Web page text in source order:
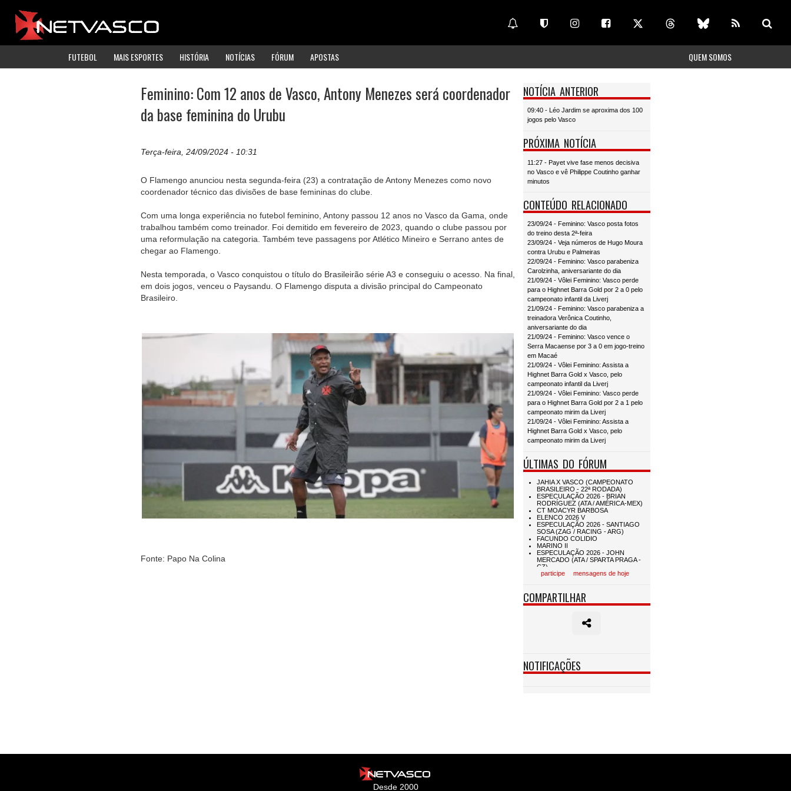
FUTEBOL MAIS ESPORTES HISTÓRIA NOTÍCIAS FÓRUM APOSTAS QUEM SOMOS
Feminino: Com 12 anos de Vasco, Antony Menezes será coordenador
da base feminina do Urubu
Terça-feira, 24/09/2024 - 10:31
O Flamengo anunciou nesta segunda-feira (23) a contratação de Antony Menezes como novo
coordenador técnico das divisões de base femininas do clube.
Com uma longa experiência no futebol feminino, Antony passou 12 anos no Vasco da Gama, onde
trabalhou também como treinador. Foi demitido em fevereiro de 2023, quando o clube passou por
uma reformulação na categoria. Também teve passagens por Atlético Mineiro e Serrano antes de
chegar ao Flamengo.
Nesta temporada, o Vasco conquistou o título do Brasileirão série A3 e conseguiu o acesso. Na final,
em dois jogos, venceu o Paysandu. O Flamengo disputa a divisão principal do Campeonato
Brasileiro.
Fonte: Papo Na Colina
NOTÍCIA ANTERIOR
09:40 - Léo Jardim se aproxima dos 100
jogos pelo Vasco
PRÓXIMA NOTÍCIA
11:27 - Payet vive fase menos decisiva
no Vasco e vê Philippe Coutinho ganhar
minutos
CONTEÚDO RELACIONADO
23/09/24 - Feminino: Vasco posta fotos
do treino desta 2ª-feira
23/09/24 - Veja números de Hugo Moura
contra Urubu e Palmeiras
22/09/24 - Feminino: Vasco parabeniza
Carolzinha, aniversariante do dia
21/09/24 - Vôlei Feminino: Vasco perde
para o Highnet Barra Gold por 2 a 0 pelo
campeonato infantil da Liverj
21/09/24 - Feminino: Vasco parabeniza a
treinadora Verônica Coutinho,
aniversariante do dia
21/09/24 - Feminino: Vasco vence o
Serra Macaense por 3 a 0 em jogo-treino
em Macaé
21/09/24 - Vôlei Feminino: Assista a
Highnet Barra Gold x Vasco, pelo
campeonato infantil da Liverj
21/09/24 - Vôlei Feminino: Vasco perde
para o Highnet Barra Gold por 2 a 1 pelo
campeonato mirim da Liverj
21/09/24 - Vôlei Feminino: Assista a
Highnet Barra Gold x Vasco, pelo
campeonato mirim da Liverj
ÚLTIMAS DO FÓRUM
participe mensagens de hoje
COMPARTILHAR
NOTIFICAÇÕES
Desde 2000